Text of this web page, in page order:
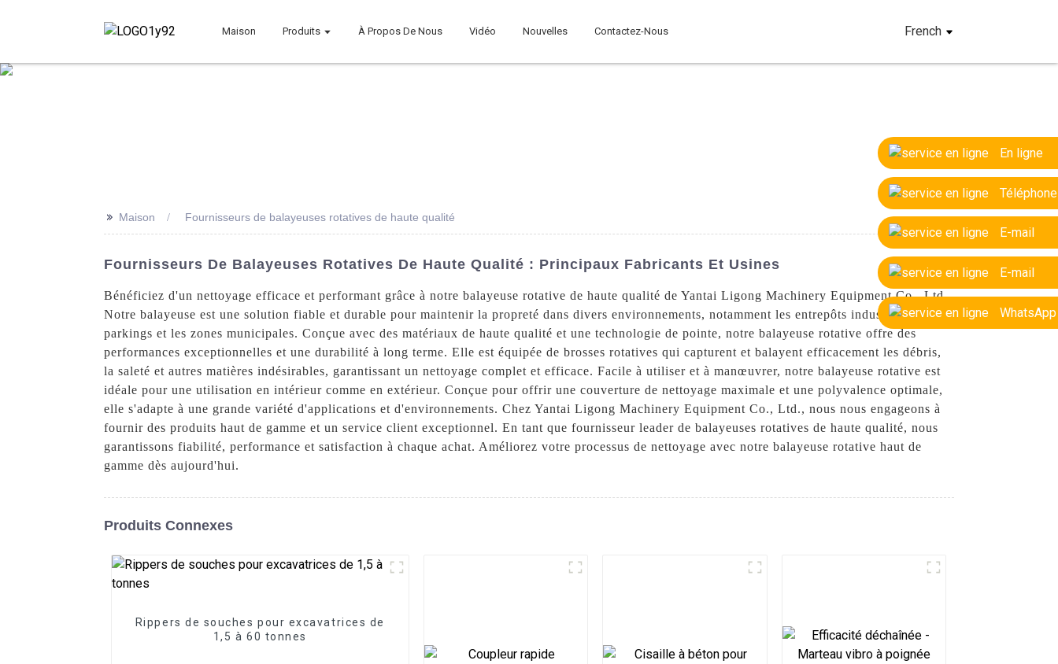
Maison Produits À Propos De Nous Vidéo Nouvelles Contactez-Nous French
En ligne
Téléphone
E-mail
E-mail
WhatsApp
>> Maison Fournisseurs de balayeuses rotatives de haute qualité
Fournisseurs De Balayeuses Rotatives De Haute Qualité : Principaux Fabricants Et Usines
Bénéficiez d'un nettoyage efficace et performant grâce à notre balayeuse rotative de haute qualité de Yantai Ligong Machinery Equipment Co., Ltd.
Notre balayeuse est une solution fiable et durable pour maintenir la propreté dans divers environnements, notamment les entrepôts industriels, les
parkings et les zones municipales. Conçue avec des matériaux de haute qualité et une technologie de pointe, notre balayeuse rotative offre des
performances exceptionnelles et une durabilité à long terme. Elle est équipée de brosses rotatives qui capturent et balayent efficacement les débris,
la saleté et autres matières indésirables, garantissant un nettoyage complet et efficace. Facile à utiliser et à manœuvrer, notre balayeuse rotative est
idéale pour une utilisation en intérieur comme en extérieur. Conçue pour offrir une couverture de nettoyage maximale et une polyvalence optimale,
elle s'adapte à une grande variété d'applications et d'environnements. Chez Yantai Ligong Machinery Equipment Co., Ltd., nous nous engageons à
fournir des produits haut de gamme et un service client exceptionnel. En tant que fournisseur leader de balayeuses rotatives de haute qualité, nous
garantissons fiabilité, performance et satisfaction à chaque achat. Améliorez votre processus de nettoyage avec notre balayeuse rotative haut de
gamme dès aujourd'hui.
Produits Connexes
Rippers de souches pour excavatrices de
1,5 à 60 tonnes